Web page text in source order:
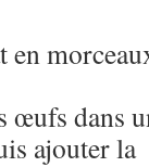
en
œufs dans
ajouter la